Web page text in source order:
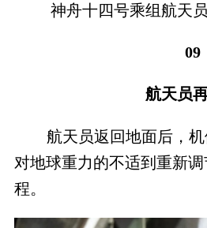
神舟十四号乘组航天
09
航天员
航天员返回地面后，
对地球重力的不适到重新
程。